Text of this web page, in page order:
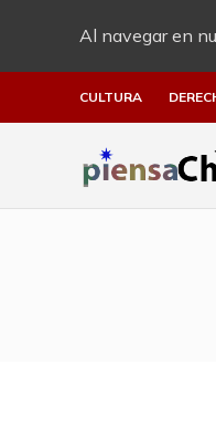
Al navegar en
CULTURA